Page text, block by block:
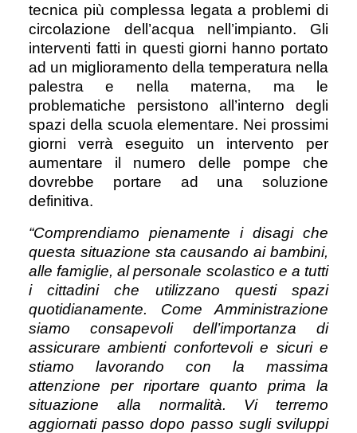
tecnica più complessa legata a problemi di
circolazione dell’acqua nell’impianto. Gli
interventi fatti in questi giorni hanno portato
ad un miglioramento della temperatura nella
palestra e nella materna, ma le
problematiche persistono all’interno degli
spazi della scuola elementare. Nei prossimi
giorni verrà eseguito un intervento per
aumentare il numero delle pompe che
dovrebbe portare ad una soluzione
definitiva.
“Comprendiamo pienamente i disagi che
questa situazione sta causando ai bambini,
alle famiglie, al personale scolastico e a tutti
i cittadini che utilizzano questi spazi
quotidianamente.
Come Amministrazione
siamo consapevoli dell’importanza di
assicurare ambienti confortevoli e sicuri e
stiamo lavorando con la massima
attenzione per riportare quanto prima la
situazione alla normalità. Vi terremo
aggiornati passo dopo passo sugli sviluppi